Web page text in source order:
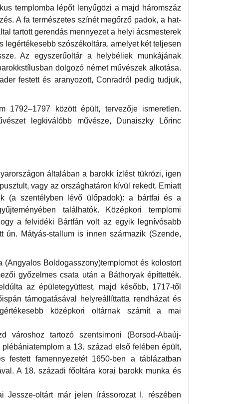
templomba lépőt lenyűgözi a majd háromszáz
A fa természetes színét megőrző padok, a hat-
tartott gerendás mennyezet a helyi ácsmesterek
legértékesebb szószékoltára, amelyet két teljesen
Az egyszerűoltár a helybéliek munkájának
dolgozó német művészek alkotása.
festett és aranyozott, Conradról pedig tudjuk,
1792–1797 között épült, tervezője ismeretlen.
legkiválóbb művésze, Dunaiszky Lőrinc
általában a barokk ízlést tükrözi, igen
vagy az országhatáron kívül rekedt. Emiatt
(a szentélyben lévő ülőpadok): a bártfai és a
találhatók. Középkori templomi
a felvidéki Bártfán volt az egyik legnívósabb
ún. Mátyás-stallum is innen származik (Szende,
(Angyalos Boldogasszony)templomot és kolostort
győzelmes csata után a Báthoryak építtették.
az épületegyüttest, majd később, 1717-től
támogatásával helyreállíttatta rendházat és
középkori oltárnak számít a mai
tartozó szentsimoni (Borsod-Abaúj-
a 13. század első felében épült,
famennyezetét 1650-ben a táblázatban
A 18. századi főoltára korai barokk munka és
Jessze-oltárt már jelen írássorozat I. részében